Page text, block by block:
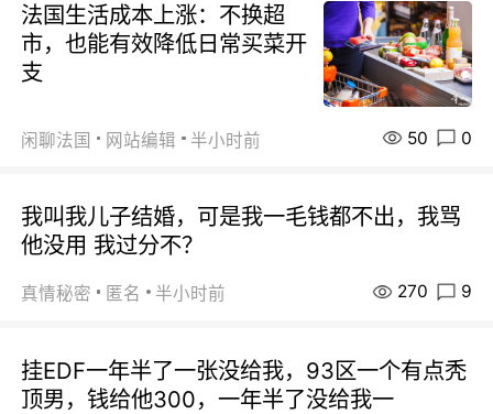
法国生活成本上涨：不换超
市，也能有效降低日常买菜开
支
闲聊法国 网站编辑 半小时前 50 0
我叫我儿子结婚，可是我一毛钱都不出，我骂
他没用 我过分不？
真情秘密 匿名 半小时前 270 9
挂EDF一年半了一张没给我，93区一个有点秃
顶男，钱给他300，一年半了没给我一